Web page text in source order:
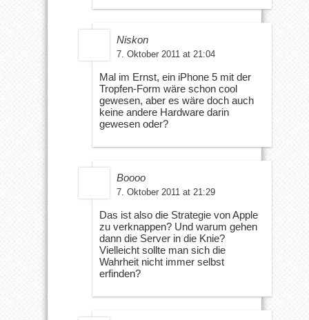
Niskon
7. Oktober 2011 at 21:04
Mal im Ernst, ein iPhone 5 mit der
Tropfen-Form wäre schon cool
gewesen, aber es wäre doch auch
keine andere Hardware darin
gewesen oder?
Boooo
7. Oktober 2011 at 21:29
Das ist also die Strategie von Apple
zu verknappen? Und warum gehen
dann die Server in die Knie?
Vielleicht sollte man sich die
Wahrheit nicht immer selbst
erfinden?